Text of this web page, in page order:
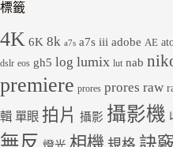
標籤
4K 6K 8k a7s a7s iii adobe AE
dslr eos gh5 log lumix lut nab
premiere prores prores raw
輯 單眼 拍片 攝影 攝影機